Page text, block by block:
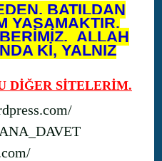
BATILDAN
YAŞAMAKTIR.
ALLAH
Kİ, YALNIZ
DİĞER SİTELERİM.